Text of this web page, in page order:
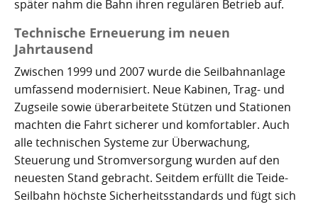
später nahm die Bahn ihren regulären Betrieb auf.
Technische Erneuerung im neuen
Jahrtausend
Zwischen 1999 und 2007 wurde die Seilbahnanlage
umfassend modernisiert. Neue Kabinen, Trag- und
Zugseile sowie überarbeitete Stützen und Stationen
machten die Fahrt sicherer und komfortabler. Auch
alle technischen Systeme zur Überwachung,
Steuerung und Stromversorgung wurden auf den
neuesten Stand gebracht. Seitdem erfüllt die Teide-
Seilbahn höchste Sicherheitsstandards und fügt sich